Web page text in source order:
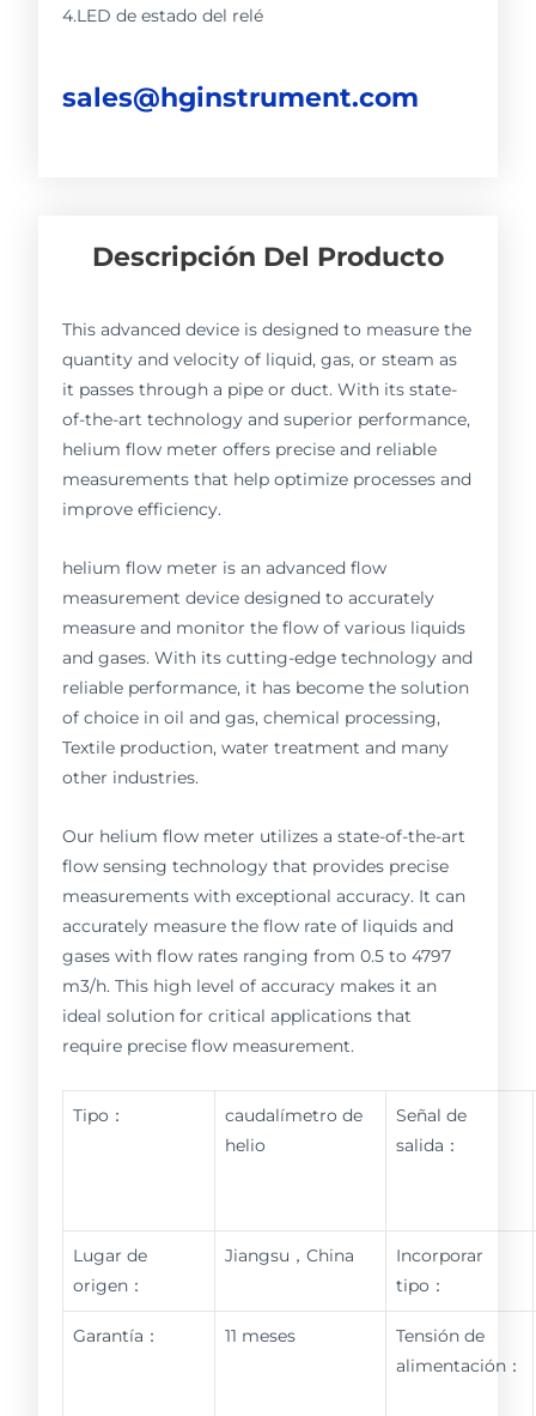
4.LED de estado del relé
sales@hginstrument.com
Descripción Del Producto
This advanced device is designed to measure the
quantity and velocity of liquid, gas, or steam as
it passes through a pipe or duct. With its state-
of-the-art technology and superior performance,
helium flow meter offers precise and reliable
measurements that help optimize processes and
improve efficiency.
helium flow meter is an advanced flow
measurement device designed to accurately
measure and monitor the flow of various liquids
and gases. With its cutting-edge technology and
reliable performance, it has become the solution
of choice in oil and gas, chemical processing,
Textile production, water treatment and many
other industries.
Our helium flow meter utilizes a state-of-the-art
flow sensing technology that provides precise
measurements with exceptional accuracy. It can
accurately measure the flow rate of liquids and
gases with flow rates ranging from 0.5 to 4797
m3/h. This high level of accuracy makes it an
ideal solution for critical applications that
require precise flow measurement.
Tipo：
caudalímetro de
helio
Señal de
salida：
Lugar de
origen：
Jiangsu，China
Incorporar
tipo：
Garantía： 11 meses
Tensión de
alimentación：